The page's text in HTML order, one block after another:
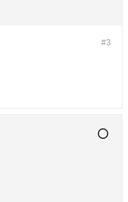
#3